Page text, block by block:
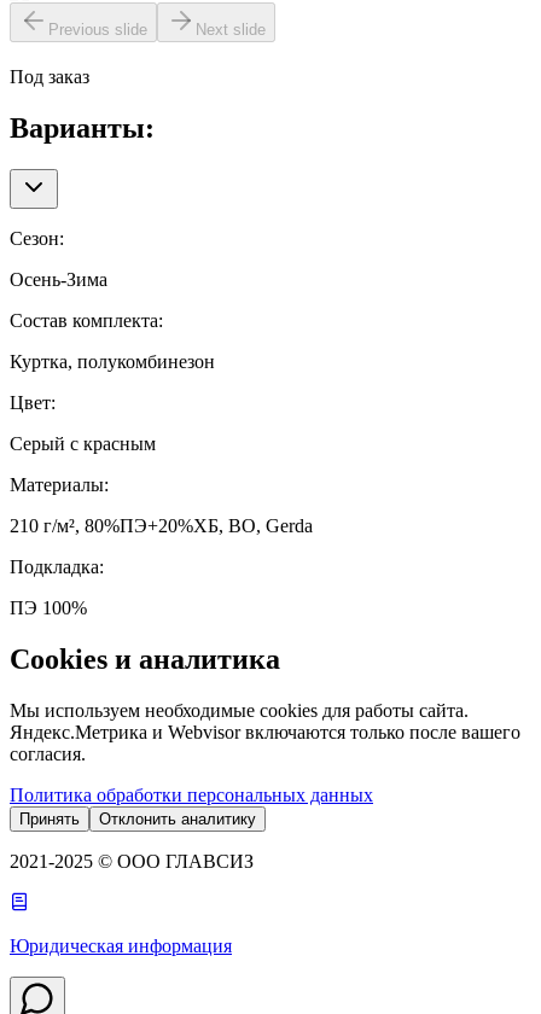
Previous slide Next slide
Под заказ
Варианты:
Сезон:
Осень-Зима
Состав комплекта:
Куртка, полукомбинезон
Цвет:
Серый с красным
Материалы:
210 г/м², 80%ПЭ+20%ХБ, ВО, Gerda
Подкладка:
ПЭ 100%
Cookies и аналитика
Мы используем необходимые cookies для работы сайта.
Яндекс.Метрика и Webvisor включаются только после вашего
согласия.
Политика обработки персональных данных
Принять Отклонить аналитику
2021-2025 © ООО ГЛАВСИЗ
Юридическая информация